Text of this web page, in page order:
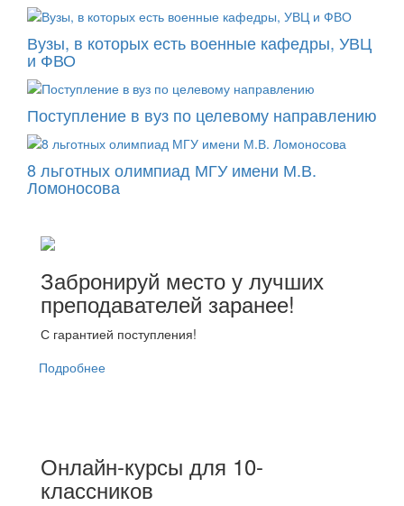
Вузы, в которых есть военные кафедры, УВЦ
и ФВО
Поступление в вуз по целевому направлению
8 льготных олимпиад МГУ имени М.В.
Ломоносова
Забронируй место у лучших
преподавателей заранее!
С гарантией поступления!
Подробнее
Онлайн-курсы для 10-
классников